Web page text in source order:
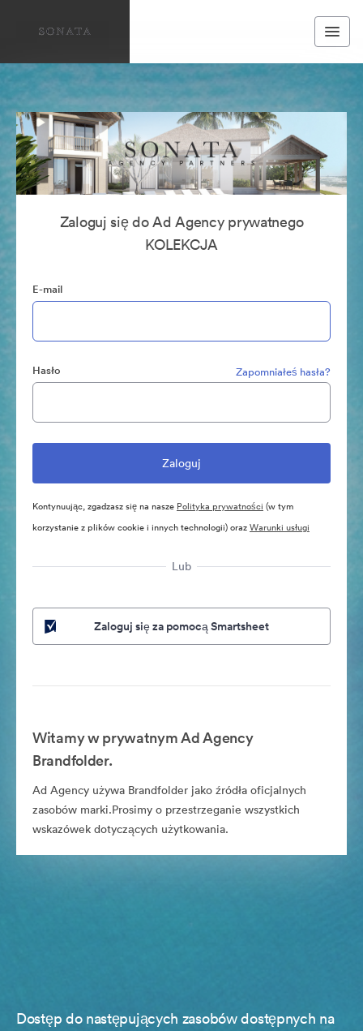
Zaloguj się do Ad Agency prywatnego
KOLEKCJA
E-mail
Hasło Zapomniałeś hasła?
Kontynuując, zgadzasz się na nasze Polityka prywatności (w tym
korzystanie z plików cookie i innych technologii) orazWarunki usługi
Lub
Zaloguj się za pomocą Smartsheet
Witamy w prywatnym Ad Agency
Brandfolder.
Ad Agency używa Brandfolder jako źródła oficjalnych
zasobów marki.Prosimy o przestrzeganie wszystkich
wskazówek dotyczących użytkowania.
Dostęp do następujących zasobów dostępnych na